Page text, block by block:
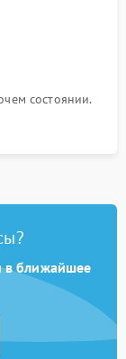
состоянии.
в ближайшее